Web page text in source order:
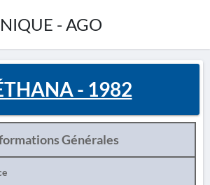
- AGO
- 1982
Générales